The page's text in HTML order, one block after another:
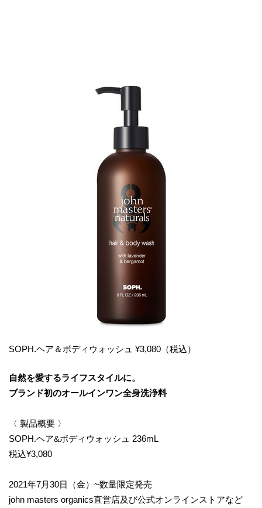
SOPH.ヘア＆ボディウォッシュ ¥3,080（税込）
自然を愛するライフスタイルに。
ブランド初のオールインワン全身洗浄料
〈 製品概要 〉
SOPH.ヘア&ボディウォッシュ 236mL
税込¥3,080
2021年7月30日（金）~数量限定発売
john masters organics直営店及び公式オンラインストアなど